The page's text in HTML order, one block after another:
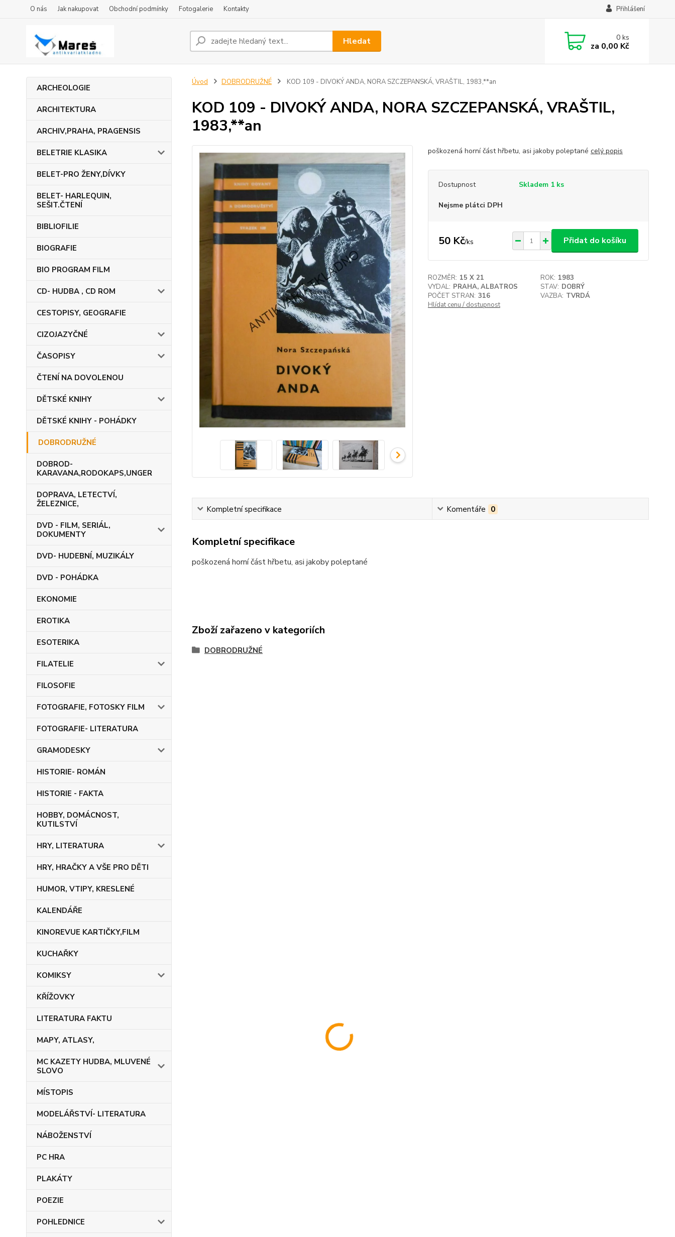
O nás Jak nakupovat Obchodní podmínky Fotogalerie Kontakty Přihlášení
Hledat 0ks
za 0,00 Kč
ARCHEOLOGIE
ARCHITEKTURA
ARCHIV,PRAHA, PRAGENSIS
BELETRIE KLASIKA
BELET-PRO ŽENY,DÍVKY
BELET- HARLEQUIN,
SEŠIT.ČTENÍ
BIBLIOFILIE
BIOGRAFIE
BIO PROGRAM FILM
CD- HUDBA , CD ROM
CESTOPISY, GEOGRAFIE
CIZOJAZYČNÉ
ČASOPISY
ČTENÍ NA DOVOLENOU
DĚTSKÉ KNIHY
DĚTSKÉ KNIHY - POHÁDKY
DOBRODRUŽNÉ
DOBROD-
KARAVANA,RODOKAPS,UNGER
DOPRAVA, LETECTVÍ,
ŽELEZNICE,
DVD - FILM, SERIÁL,
DOKUMENTY
DVD- HUDEBNÍ, MUZIKÁLY
DVD - POHÁDKA
EKONOMIE
EROTIKA
ESOTERIKA
FILATELIE
FILOSOFIE
FOTOGRAFIE, FOTOSKY FILM
FOTOGRAFIE- LITERATURA
GRAMODESKY
HISTORIE- ROMÁN
HISTORIE - FAKTA
HOBBY, DOMÁCNOST,
KUTILSTVÍ
HRY, LITERATURA
HRY, HRAČKY A VŠE PRO DĚTI
HUMOR, VTIPY, KRESLENÉ
KALENDÁŘE
KINOREVUE KARTIČKY,FILM
KUCHAŘKY
KOMIKSY
KŘÍŽOVKY
LITERATURA FAKTU
MAPY, ATLASY,
MC KAZETY HUDBA, MLUVENÉ
SLOVO
MÍSTOPIS
MODELÁŘSTVÍ- LITERATURA
NÁBOŽENSTVÍ
PC HRA
PLAKÁTY
POEZIE
POHLEDNICE
Úvod DOBRODRUŽNÉ KOD 109 - DIVOKÝ ANDA, NORA SZCZEPANSKÁ, VRAŠTIL, 1983,**an
KOD 109 - DIVOKÝ ANDA, NORA SZCZEPANSKÁ, VRAŠTIL,
1983,**an
poškozená horní část hřbetu, asi jakoby poleptané celý popis
Dostupnost Skladem 1 ks
Nejsme plátci DPH
50 Kč/ks Přidat do košíku
ROZMĚR: 15 X 21 ROK: 1983
VYDAL: PRAHA, ALBATROS STAV: DOBRÝ
POČET STRAN: 316 VAZBA: TVRDÁ
Hlídat cenu / dostupnost
Kompletní specifikace Komentáře 0
Kompletní specifikace
poškozená horní část hřbetu, asi jakoby poleptané
Zboží zařazeno v kategoriích
DOBRODRUŽNÉ